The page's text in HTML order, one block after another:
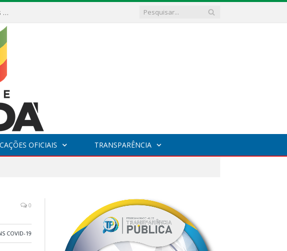
Relatórios Detalhados contendo todas as informações referentes a execução de recursos destinados ao fomento de projetos culturais no Município de Jacundá entre os anos de 2022 ao presente ano de 2026.
OFICIAIS TRANSPARÊNCIA
0
COVID-19